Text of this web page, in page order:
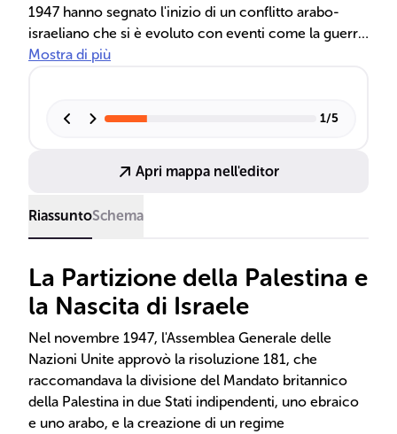
1947 hanno segnato l'inizio di un conflitto arabo-
israeliano che si è evoluto con eventi come la guerra
dei Sei Giorni e le Intifade. La risoluzione ONU 181, la
di questa storia. La situazione attuale vede ancora
Mostra di più
1/5
Apri mappa nell'editor
RiassuntoSchema
La Partizione della Palestina e
la Nascita di Israele
Nel novembre 1947, l'Assemblea Generale delle
Nazioni Unite approvò la risoluzione 181, che
raccomandava la divisione del Mandato britannico
della Palestina in due Stati indipendenti, uno ebraico
e uno arabo, e la creazione di un regime